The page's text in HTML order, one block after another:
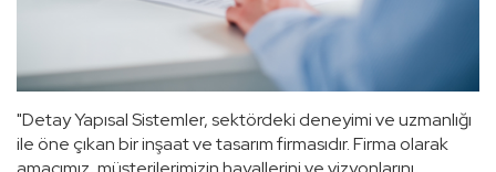
"Detay Yapısal Sistemler, sektördeki deneyimi ve uzmanlığı
ile öne çıkan bir inşaat ve tasarım firmasıdır. Firma olarak